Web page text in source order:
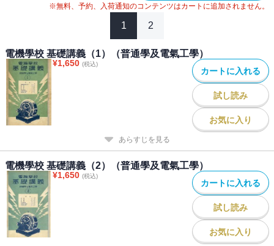
※無料、予約、入荷通知のコンテンツはカートに追加されません。
1 2
電機學校 基礎講義（1）（普通學及電氣工學）
¥1,650 (税込)
カートに入れる
試し読み
お気に入り
あらすじを見る
電機學校 基礎講義（2）（普通學及電氣工學）
¥1,650 (税込)
カートに入れる
試し読み
お気に入り